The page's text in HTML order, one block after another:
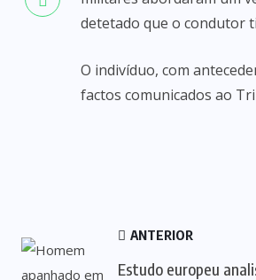
detetado que o condutor
O indivíduo, com
factos comunicados ao
ANTERIOR
Estudo europeu